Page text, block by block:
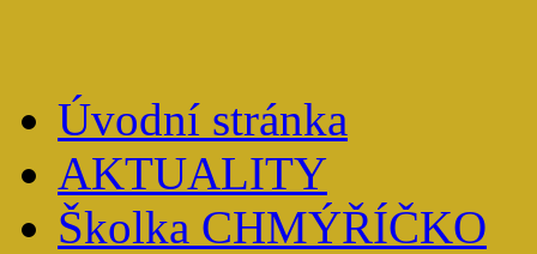
Úvodní stránka
AKTUALITY
Školka CHMÝŘÍČKO